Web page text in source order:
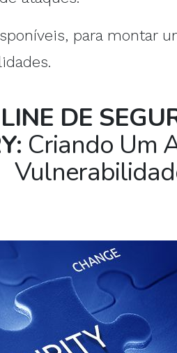
para montar
DE
Criando Um